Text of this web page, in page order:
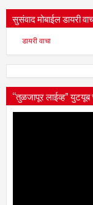
सुसंवाद मोबाईल डायरी
डायरी वाचा
“तुळजापूर लाईव्ह”